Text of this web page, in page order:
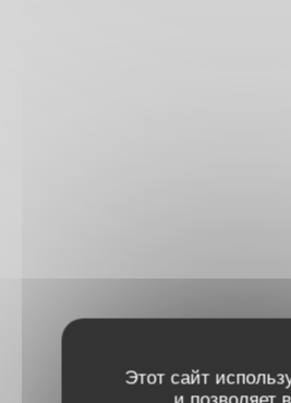
Этот сайт